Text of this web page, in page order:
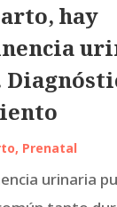
hay
, Prenatal
urinaria